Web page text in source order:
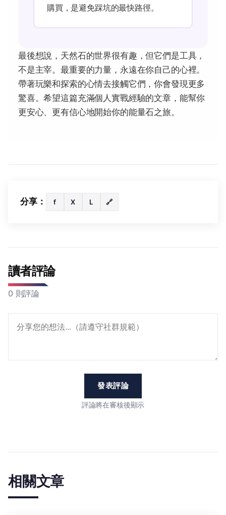
購買，是避免踩坑的最快路徑。
最後想說，天然石的世界很有趣，但它們是工具，
不是主宰。最重要的力量，永遠在你自己的心裡。
帶著玩樂和探索的心情去接觸它們，你會發現更多
驚喜。希望這篇充滿個人實戰經驗的文章，能幫你
更安心、更有信心地開始你的能量石之旅。
分享： f X L 🔗
讀者評論
0 則評論
發表評論
評論將在審核後顯示
相關文章